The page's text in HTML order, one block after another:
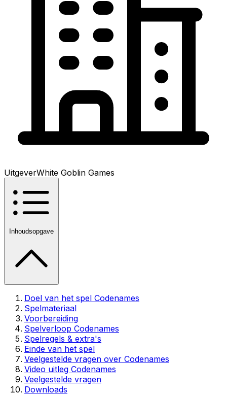
UitgeverWhite Goblin Games
Inhoudsopgave
Doel van het spel Codenames
Spelmateriaal
Voorbereiding
Spelverloop Codenames
Spelregels & extra's
Einde van het spel
Veelgestelde vragen over Codenames
Video uitleg Codenames
Veelgestelde vragen
Downloads